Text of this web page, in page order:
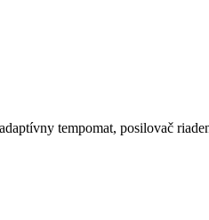
tempomat, posilovač